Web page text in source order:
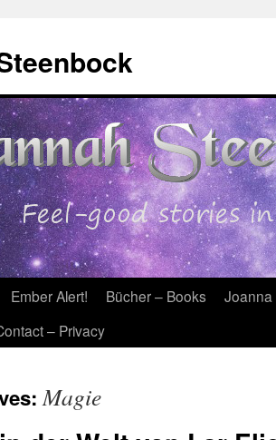
Ember Alert! Bücher – Books
Joanna
– Privacy
Magie